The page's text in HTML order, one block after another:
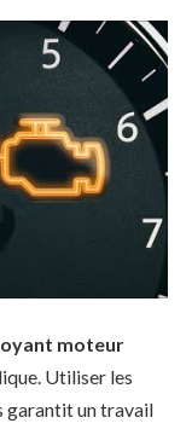
moteur
Utiliser les
garantit un travail